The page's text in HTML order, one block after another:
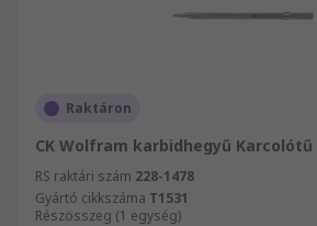
Raktáron
CK Wolfram karbidhegyű Karcolótű
RS raktári szám 228-1478
Gyártó cikkszáma T1531
Részösszeg (1 egység)